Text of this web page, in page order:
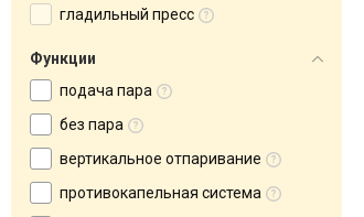
гладильный пресс
Функции
подача пара
без пара
вертикальное отпаривание
противокапельная система